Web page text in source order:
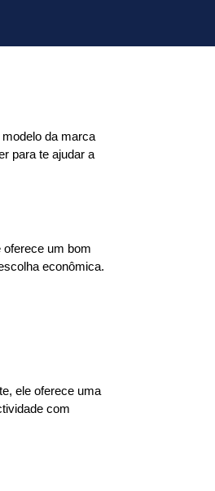
da marca
para te ajudar a
um bom
econômica.
ele oferece uma
com